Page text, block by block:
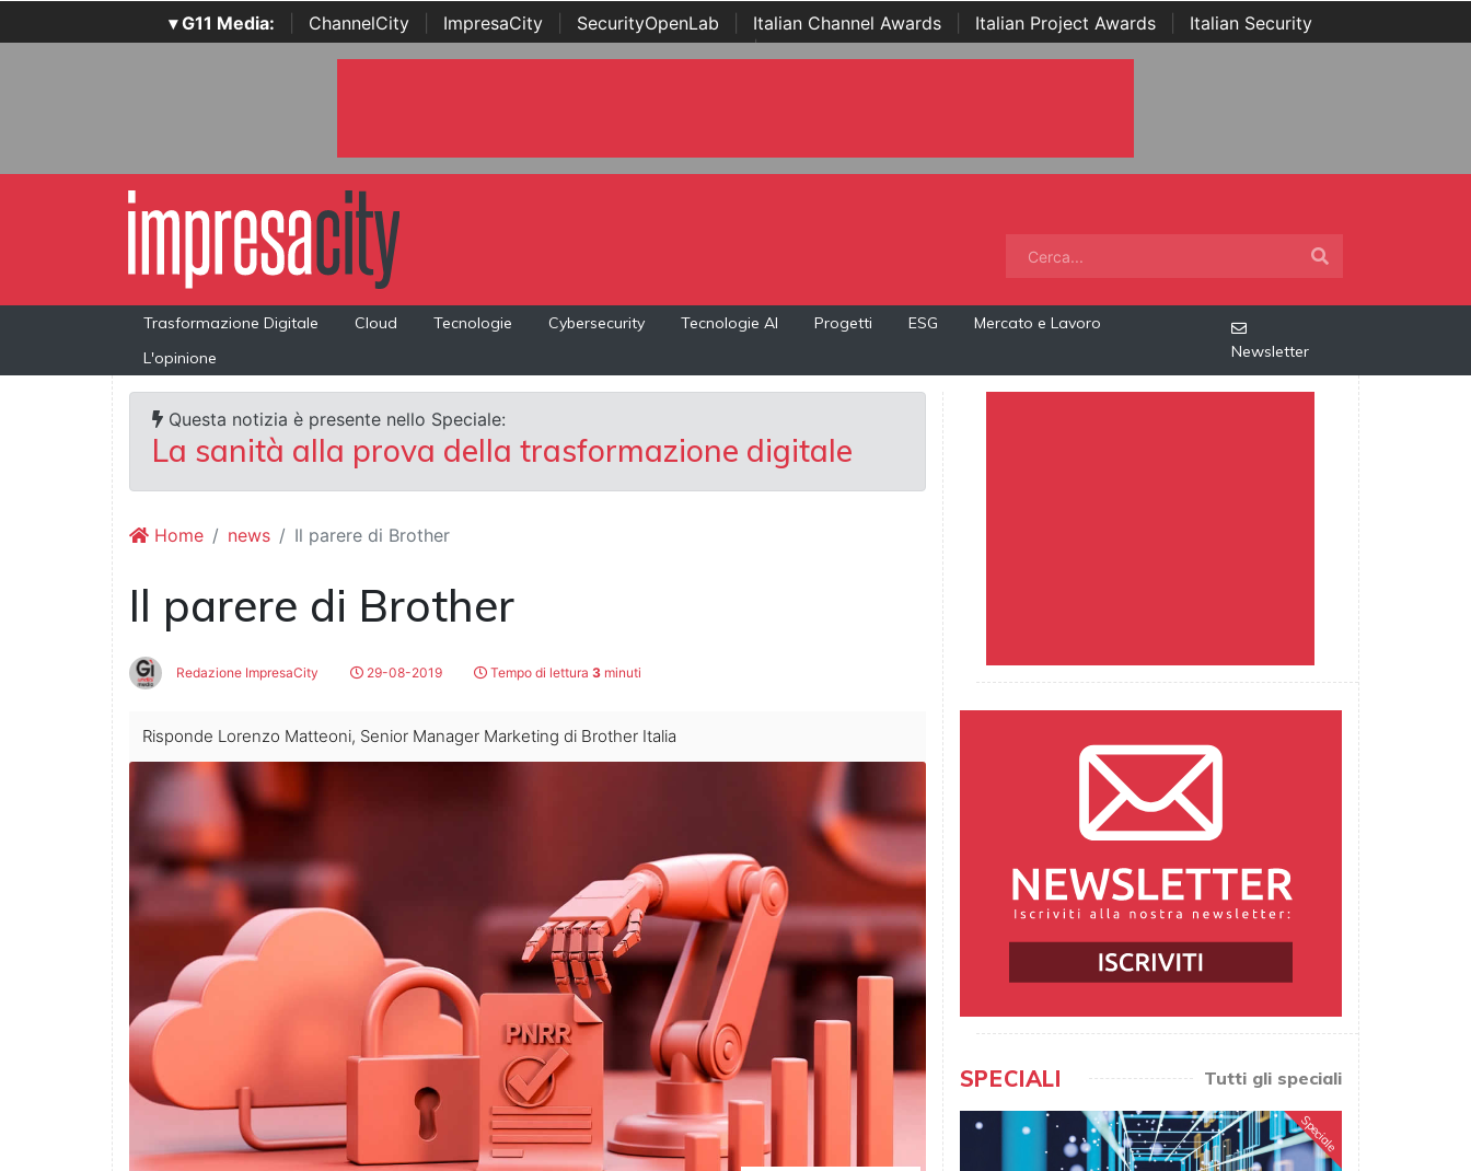
▾ G11 Media: ChannelCity ImpresaCity SecurityOpenLab Italian Channel Awards Italian Project Awards
Italian Security
Awards | ...
Trasformazione Digitale Cloud Tecnologie Cybersecurity Tecnologie AI Progetti ESG
Mercato e Lavoro
L'opinione
Newsletter
Questa notizia è presente nello Speciale:
La sanità alla prova della trasformazione digitale
Home news Il parere di Brother
Il parere di Brother
Redazione ImpresaCity 29-08-2019 Tempo di lettura 3 minuti
Risponde Lorenzo Matteoni, Senior Manager Marketing di Brother Italia
SPECIALI Tutti gli speciali
Speciale